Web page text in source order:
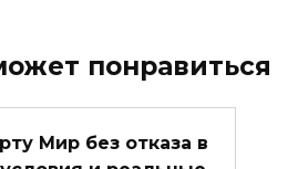
понравиться
Мир без отказа в